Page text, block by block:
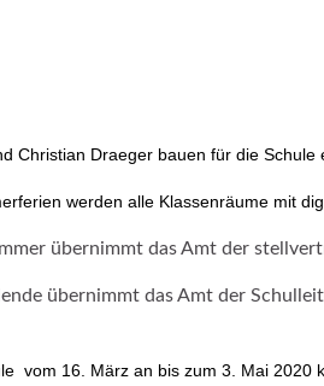
Christian Draeger bauen für die Schule
werden alle Klassenräume mit
übernimmt das Amt der
übernimmt das Amt der
vom 16. März an bis zum 3. Mai